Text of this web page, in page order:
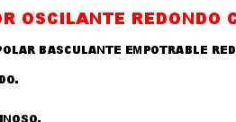
AL TELEFONO